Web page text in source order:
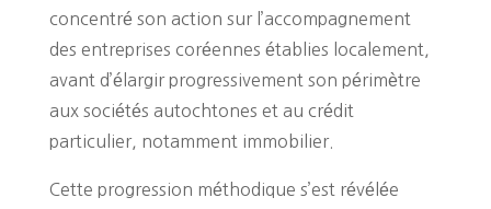
concentré son action sur l’accompagnement
des entreprises coréennes établies localement,
avant d’élargir progressivement son périmètre
aux sociétés autochtones et au crédit
particulier, notamment immobilier.
Cette progression méthodique s’est révélée